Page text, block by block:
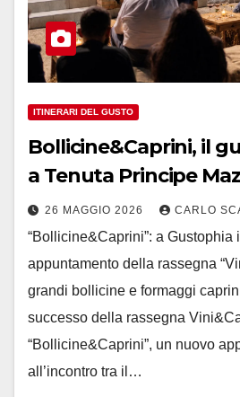
ITINERARI DEL GUSTO
Bollicine&Caprini, il
a Tenuta Principe
26 MAGGIO 2026 CARLO
“Bollicine&Caprini”: a Gustophia
appuntamento della rassegna
grandi bollicine e formaggi
successo della rassegna
“Bollicine&Caprini”, un nuovo
all’incontro tra il…